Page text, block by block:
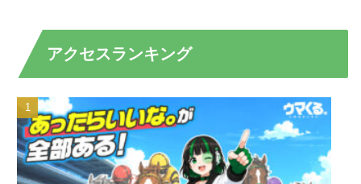
アクセスランキング